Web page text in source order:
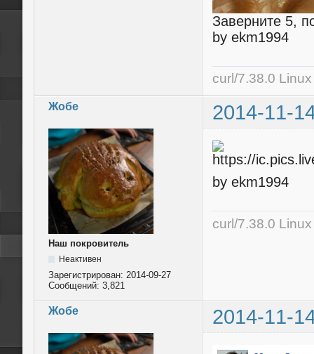
Заверните 5,
by ekm1994
curl/7.38.0
Жобе 2014-11-
Наш покровитель
Неактивен
Зарегистрирован: 2014-09-27
Сообщений: 3,821
by ekm1994
curl/7.38.0
Жобе 2014-11-